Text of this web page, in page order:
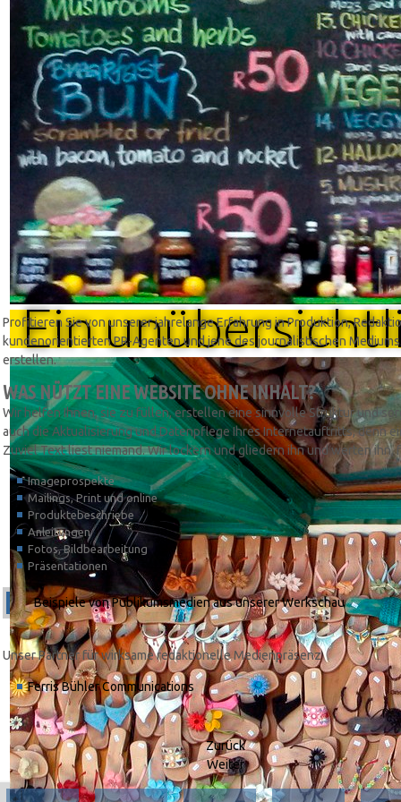
Ein
Profitieren Sie von unserer jahrelange Erfahrung in Produktion,
kundenorientierten PR-Agenten und jene des journalistischen
erstellen.
WAS NÜTZT EINE WEBSITE OHNE INHALT?
Wir helfen Ihnen, sie zu füllen, erstellen eine sinnvolle Struktur und
auch die Aktualisierung und Datenpflege Ihres Internetauftritts, denn
Zuviel Text liest niemand. Wir lockern und gliedern ihn und werten
Imageprospekte
Mailings, Print und online
Produktebeschriebe
Anleitungen
Fotos, Bildbearbeitung
Präsentationen
Beispiele von Publikumsmedien aus unserer Werkschau
Unser Partner für wirksame redaktionelle Medienpräsenz
Ferris Bühler Communications
Zurück
Weiter